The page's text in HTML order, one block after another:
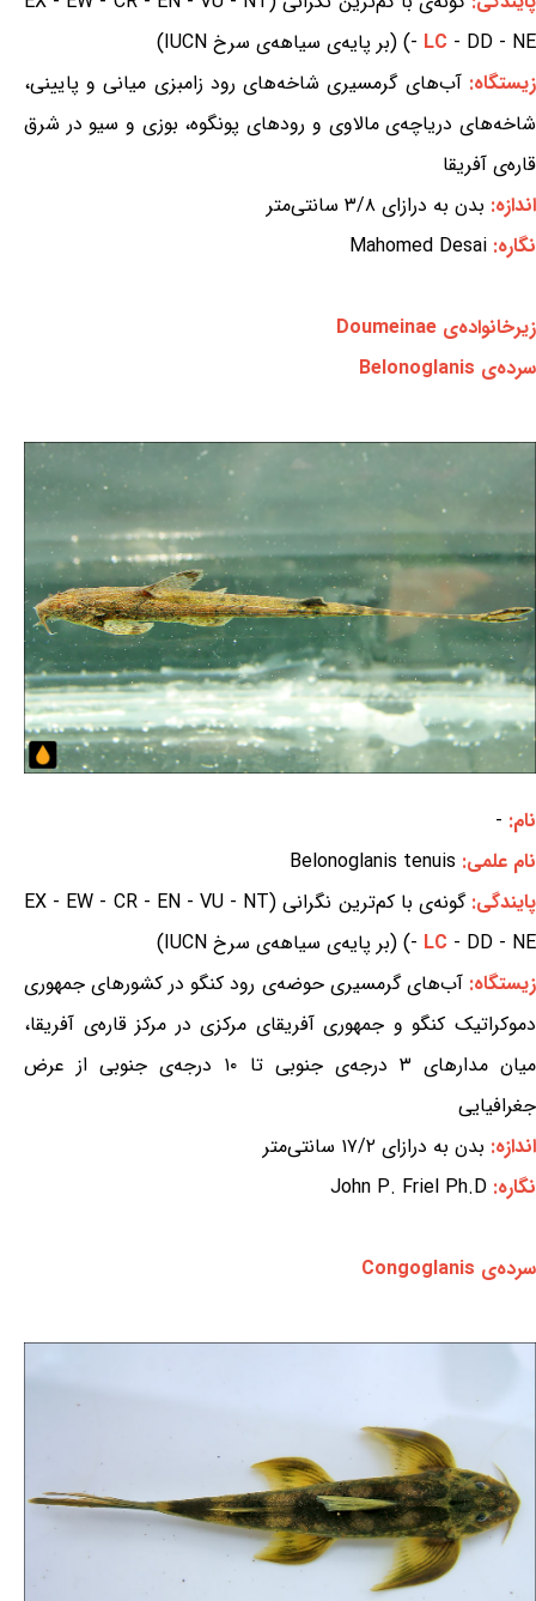
- LC - DD - NE) (بر پایه‌ی سیاهه‌ی سرخ IUCN)
زیستگاه:آب‌های گرمسیری شاخه‌های رود زامبزی میانی و پایینی،
شاخه‌های دریاچه‌ی مالاوی و رودهای پونگوه، بوزی و سیو در شرق
قاره‌ی آفریقا
اندازه: بدن به درازای ۳/۸ سانتی‌متر
نگاره: Mahomed Desai
زیرخانواده‌ی Doumeinae
سرده‌ی Belonoglanis
نام: -
نام علمی: Belonoglanis tenuis
پایندگی:
گونه‌ی با کم‌ترین نگرانی (EX - EW - CR - EN - VU - NT
- LC - DD - NE) (بر پایه‌ی سیاهه‌ی سرخ IUCN)
زیستگاه:آب‌های گرمسیری حوضه‌ی رود کنگو در کشورهای جمهوری
دموکراتیک کنگو و جمهوری آفریقای مرکزی در مرکز قاره‌ی آفریقا،
میان مدارهای ۳ درجه‌ی جنوبی تا ۱۰ درجه‌ی جنوبی از عرض
جغرافیایی
اندازه: بدن به درازای ۱۷/۲ سانتی‌متر
نگاره: John P. Friel Ph.D
سرده‌ی Congoglanis